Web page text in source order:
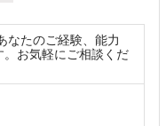
なたのご経験、能力
お気軽にご相談くだ